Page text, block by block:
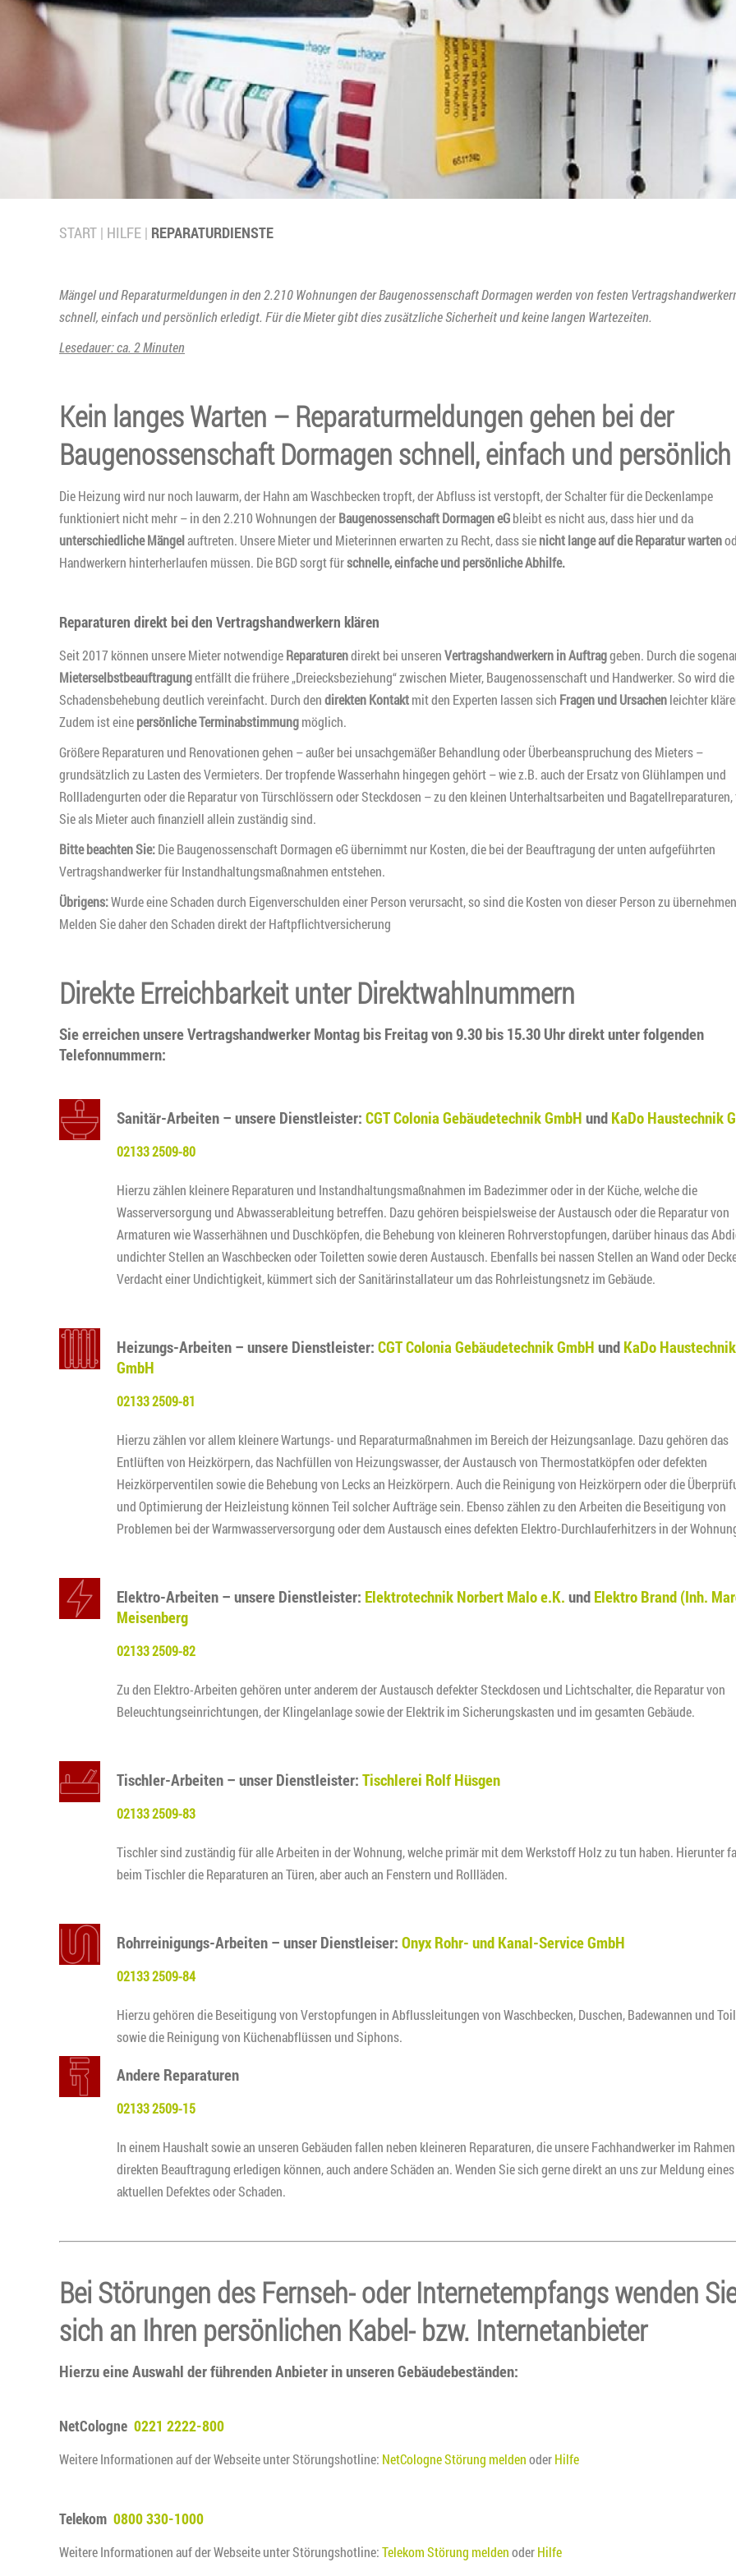
START HILFE REPARATURDIENSTE
Mängel und Reparaturmeldungen in den 2.210 Wohnungen der Baugenossenschaft Dormagen werden von festen
schnell, einfach und persönlich erledigt. Für die Mieter gibt dies zusätzliche Sicherheit und keine langen Wartezeiten.
Lesedauer: ca. 2 Minuten
Kein langes Warten – Reparaturmeldungen gehen bei der
Baugenossenschaft Dormagen schnell, einfach und persönlich
Die Heizung wird nur noch lauwarm, der Hahn am Waschbecken tropft, der Abfluss ist verstopft, der Schalter für die Deckenlampe
funktioniert nicht mehr – in den 2.210 Wohnungen derBaugenossenschaft Dormagen eGbleibt es nicht aus, dass hier und da
unterschiedliche Mängelauftreten. Unsere Mieter und Mieterinnen erwarten zu Recht, dass sienicht langeauf die Reparatur warten
Handwerkern hinterherlaufen müssen. Die BGD sorgt fürschnelle, einfache und persönliche Abhilfe.
Reparaturen direkt bei den Vertragshandwerkern klären
Seit 2017 können unsere Mieter notwendigeReparaturendirekt bei unserenVertragshandwerkern in Auftraggeben. Durch die
Mieterselbstbeauftragungentfällt die frühere „Dreiecksbeziehung“ zwischen Mieter, Baugenossenschaft und Handwerker. So wird die
Schadensbehebung deutlich vereinfacht. Durch dendirekten Kontaktmit den Experten lassen sich Fragen und Ursachenleichter
Zudem ist einepersönliche Terminabstimmungmöglich.
Größere Reparaturen und Renovationen gehen – außer bei unsachgemäßer Behandlung oder Überbeanspruchung des Mieters –
grundsätzlich zu Lasten des Vermieters. Der tropfende Wasserhahn hingegen gehört – wie z.B. auch der Ersatz von Glühlampen und
Rollladengurten oder die Reparatur von Türschlössern oder Steckdosen – zu den kleinen Unterhaltsarbeiten und
Sie als Mieter auch finanziell allein zuständig sind.
Bitte beachten Sie:Die Baugenossenschaft Dormagen eG übernimmt nur Kosten, die bei der Beauftragung der unten aufgeführten
Vertragshandwerker für Instandhaltungsmaßnahmen entstehen.
Übrigens:Wurde eine Schaden durch Eigenverschulden einer Person verursacht, so sind die Kosten von dieser Person zu
Melden Sie daher den Schaden direkt der Haftpflichtversicherung
Direkte Erreichbarkeit unter Direktwahlnummern
Sie erreichen unsere Vertragshandwerker Montag bis Freitag von 9.30 bis 15.30 Uhr direkt unter folgenden
Telefonnummern:
Sanitär-Arbeiten – unsere Dienstleister: CGT Colonia Gebäudetechnik GmbH und KaDo Haustechnik
02133 2509-80
Hierzu zählen kleinere Reparaturen und Instandhaltungsmaßnahmen im Badezimmer oder in der Küche, welche die
Wasserversorgung und Abwasserableitung betreffen. Dazu gehören beispielsweise der Austausch oder die Reparatur von
Armaturen wie Wasserhähnen und Duschköpfen, die Behebung von kleineren Rohrverstopfungen, darüber hinaus das
undichter Stellen an Waschbecken oder Toiletten sowie deren Austausch. Ebenfalls bei nassen Stellen an Wand oder
Verdacht einer Undichtigkeit, kümmert sich der Sanitärinstallateur um das Rohrleistungsnetz im Gebäude.
Heizungs-Arbeiten – unsere Dienstleister: CGT Colonia Gebäudetechnik GmbH und KaDo Haustechnik
GmbH
02133 2509-81
Hierzu zählen vor allem kleinere Wartungs- und Reparaturmaßnahmen im Bereich der Heizungsanlage. Dazu gehören das
Entlüften von Heizkörpern, das Nachfüllen von Heizungswasser, der Austausch von Thermostatköpfen oder defekten
Heizkörperventilen sowie die Behebung von Lecks an Heizkörpern. Auch die Reinigung von Heizkörpern oder die
und Optimierung der Heizleistung können Teil solcher Aufträge sein. Ebenso zählen zu den Arbeiten die Beseitigung von
Problemen bei der Warmwasserversorgung oder dem Austausch eines defekten Elektro-Durchlauferhitzers in der
Elektro-Arbeiten – unsere Dienstleister: Elektrotechnik Norbert Malo e.K. und Elektro Brand (Inh.
Meisenberg
02133 2509-82
Zu den Elektro-Arbeiten gehören unter anderem der Austausch defekter Steckdosen und Lichtschalter, die Reparatur von
Beleuchtungseinrichtungen, der Klingelanlage sowie der Elektrik im Sicherungskasten und im gesamten Gebäude.
Tischler-Arbeiten – unser Dienstleister: Tischlerei Rolf Hüsgen
02133 2509-83
Tischler sind zuständig für alle Arbeiten in der Wohnung, welche primär mit dem Werkstoff Holz zu tun haben. Hierunter
beim Tischler die Reparaturen an Türen, aber auch an Fenstern und Rollläden.
Rohrreinigungs-Arbeiten – unser Dienstleiser: Onyx Rohr- und Kanal-Service GmbH
02133 2509-84
Hierzu gehören die Beseitigung von Verstopfungen in Abflussleitungen von Waschbecken, Duschen, Badewannen und
sowie die Reinigung von Küchenabflüssen und Siphons.
Andere Reparaturen
02133 2509-15
In einem Haushalt sowie an unseren Gebäuden fallen neben kleineren Reparaturen, die unsere Fachhandwerker im
direkten Beauftragung erledigen können, auch andere Schäden an. Wenden Sie sich gerne direkt an uns zur Meldung eines
aktuellen Defektes oder Schaden.
Bei Störungen des Fernseh- oder Internetempfangs wenden
sich an Ihren persönlichen Kabel- bzw. Internetanbieter
Hierzu eine Auswahl der führenden Anbieter in unseren Gebäudebeständen:
NetCologne 0221 2222-800
Weitere Informationen auf der Webseite unter Störungshotline: NetCologne Störung meldenoderHilfe
Telekom 0800 330-1000
Weitere Informationen auf der Webseite unter Störungshotline:Telekom Störung meldenoderHilfe